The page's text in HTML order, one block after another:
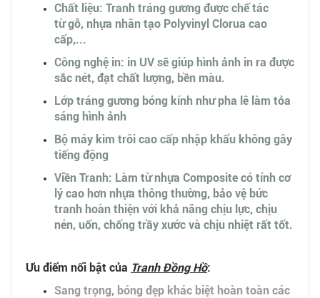
Chất liệu: Tranh tráng gương được chế tác
từ gỗ, nhựa nhân tạo Polyvinyl Clorua cao
cấp,...
Công nghệ in: in UV sẽ giúp hình ảnh in ra được
sắc nét, đạt chất lượng, bền màu.
Lớp tráng gương bóng kính như pha lê làm tỏa
sáng hình ảnh
Bộ máy kim trôi cao cấp nhập khẩu không gây
tiếng động
Viền Tranh: Làm từ nhựa Composite có tính cơ
lý cao hơn nhựa thông thường, bảo vệ bức
tranh hoàn thiện với khả năng chịu lực, chịu
nén, uốn, chống trầy xước và chịu nhiệt rất tốt.
Ưu điểm nổi bật của Tranh Đồng Hồ:
Sang trọng, bóng đẹp khác biệt hoàn toàn các